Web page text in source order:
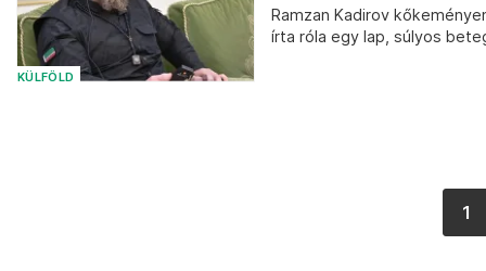
KÜLFÖLD
Ramzan Kadirov
írta róla egy lap, súlyos
1